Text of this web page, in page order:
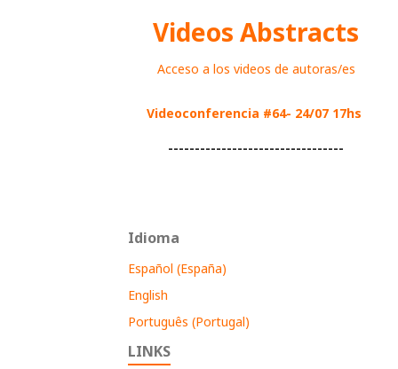
Videos Abstracts
Acceso a los videos de autoras/es
Videoconferencia #64- 24/07 17hs
---------------------------------
Idioma
Español (España)
English
Português (Portugal)
LINKS